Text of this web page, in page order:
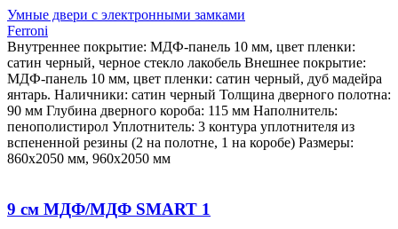
Умные двери с электронными замками
Ferroni
Внутреннее покрытие: МДФ-панель 10 мм, цвет пленки:
сатин черный, черное стекло лакобель Внешнее покрытие:
МДФ-панель 10 мм, цвет пленки: сатин черный, дуб мадейра
янтарь. Наличники: сатин черный Толщина дверного полотна:
90 мм Глубина дверного короба: 115 мм Наполнитель:
пенополистирол Уплотнитель: 3 контура уплотнителя из
вспененной резины (2 на полотне, 1 на коробе) Размеры:
860х2050 мм, 960х2050 мм
9 см МДФ/МДФ SMART 1